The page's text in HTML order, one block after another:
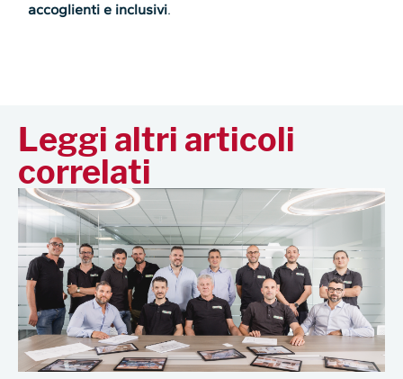
accoglienti e inclusivi.
Leggi altri articoli
correlati